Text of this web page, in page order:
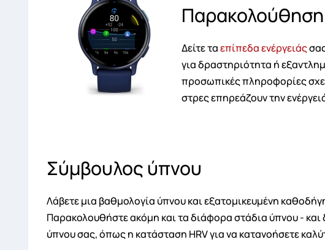
Παρακολούθηση
Δείτε ταεπίπεδα ενέργειάς
για δραστηριότητα ή
προσωπικές πληροφορίες
στρες επηρεάζουν την
Σύμβουλος ύπνου
Λάβετε μια βαθμολογία ύπνου και εξατομικευμένη
Παρακολουθήστε ακόμη και τα διάφορα στάδια ύπνου - και
ύπνου σας, όπως η κατάσταση HRV για να κατανοήσετε